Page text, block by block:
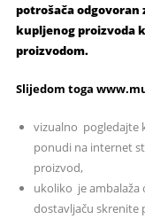
potrošača
kupljenog proizvoda
proizvodom.
Slijedom toga
vizualno pogledajte
ponudi na internet
proizvod,
ukoliko je ambalaža
dostavljaču skrenite